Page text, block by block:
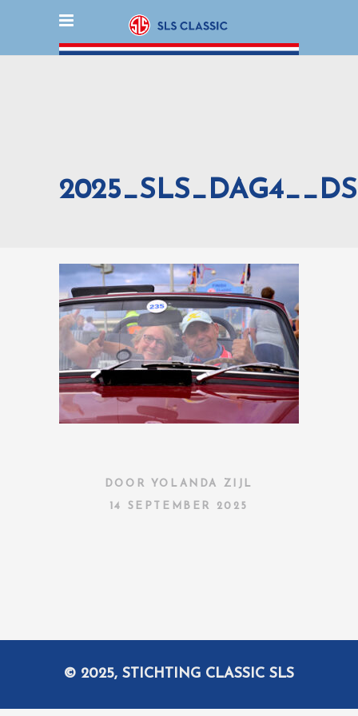
DOOR YOLANDA ZIJL
14 SEPTEMBER 2025
© 2025, STICHTING CLASSIC SLS